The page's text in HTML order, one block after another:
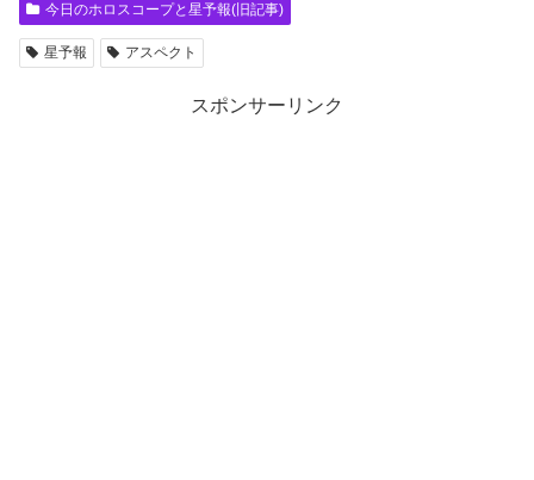
今日のホロスコープと星予報(旧記事)
星予報 アスペクト
スポンサーリンク